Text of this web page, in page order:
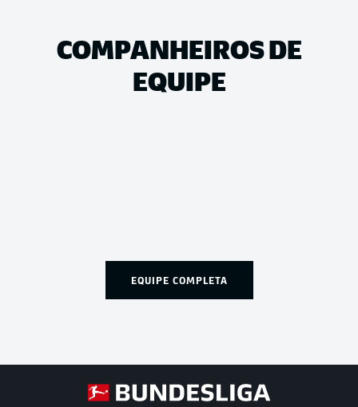
COMPANHEIROS DE
EQUIPE
EQUIPE COMPLETA